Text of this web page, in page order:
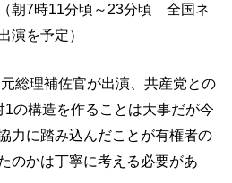
朝7時11分頃～23分頃 全国ネ
演を予定）
総理補佐官が出演、共産党との
の構造を作ることは大事だが今
力に踏み込んだことが有権者の
のかは丁寧に考える必要があ